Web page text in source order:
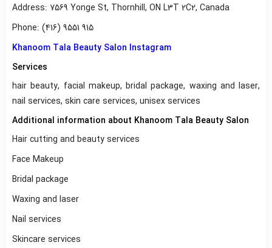
Address: 7569 Yonge St, Thornhill, ON L3T 2C2, Canada
Phone: (416) 9551 915
Khanoom Tala Beauty Salon Instagram
Services
hair beauty, facial makeup, bridal package, waxing and laser,
nail services, skin care services, unisex services
Additional information about Khanoom Tala Beauty Salon
Hair cutting and beauty services
Face Makeup
Bridal package
Waxing and laser
Nail services
Skincare services